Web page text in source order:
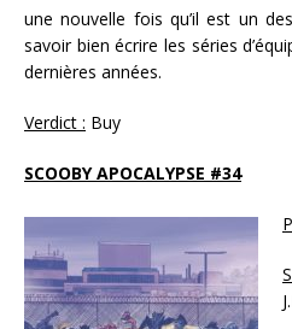
une nouvelle fois qu’il est un
savoir bien écrire les séries
dernières années.
Verdict : Buy
SCOOBY APOCALYPSE #34